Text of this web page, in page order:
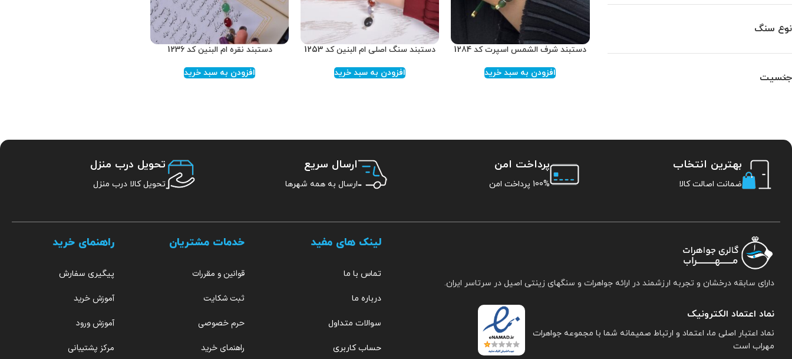
نوع سنگ
جنسیت
دستبند شرف الشمس اسپرت کد 1284
افزودن به سبد خرید
دستبند سنگ اصلی ام البنین کد 1253
افزودن به سبد خرید
دستبند نقره ام البنین کد 1236
افزودن به سبد خرید
بهترین انتخاب
ضمانت اصالت کالا
پرداخت امن
100% پرداخت امن
ارسال سریع
ارسال به همه شهرها
تحویل درب منزل
تحویل کالا درب منزل
دارای سابقه درخشان و تجربه ارزشمند در ارائه جواهرات و سنگهای زینتی اصیل در سرتاسر ایران.
نماد اعتماد الکترونیک
نماد اعتبار اصلی ما، اعتماد و ارتباط صمیمانه شما با مجموعه جواهرات
مهراب است
لینک های مفید
تماس با ما
درباره ما
سوالات متداول
حساب کاربری
خدمات مشتریان
قوانین و مقررات
ثبت شکایت
حرم خصوصی
راهنمای خرید
راهنمای خرید
پیگیری سفارش
آموزش خرید
آموزش ورود
مرکز پشتیبانی